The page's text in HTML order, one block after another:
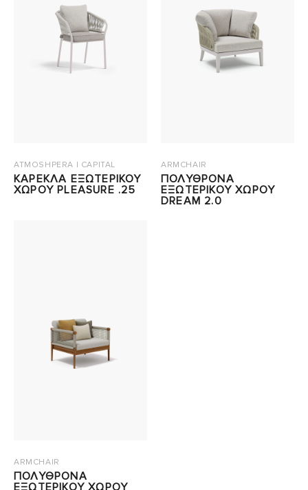
ATMOSHPERA | CAPITAL
ΚΑΡΕΚΛΑ ΕΞΩΤΕΡΙΚΟΥ
ΧΩΡΟΥ PLEASURE .25
ARMCHAIR
ΠΟΛΥΘΡΟΝΑ
ΕΞΩΤΕΡΙΚΟΥ ΧΩΡΟΥ
DREAM 2.0
ARMCHAIR
ΠΟΛΥΘΡΟΝΑ